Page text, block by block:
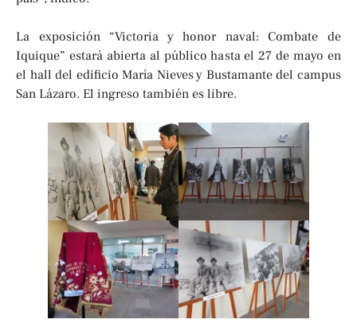
La exposición “Victoria y honor naval: Combate de
Iquique” estará abierta al público hasta el 27 de mayo en
el hall del edificio María Nieves y Bustamante del campus
San Lázaro. El ingreso también es libre.